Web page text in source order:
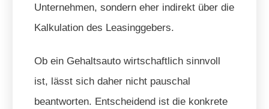
Unternehmen, sondern eher indirekt über die
Kalkulation des Leasinggebers.
Ob ein Gehaltsauto wirtschaftlich sinnvoll
ist, lässt sich daher nicht pauschal
beantworten. Entscheidend ist die konkrete